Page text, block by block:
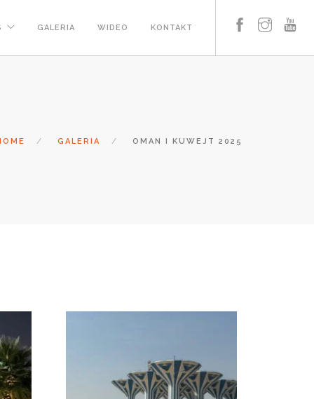
GALERIA WIDEO KONTAKT
GALERIA OMAN I KUWEJT 2025